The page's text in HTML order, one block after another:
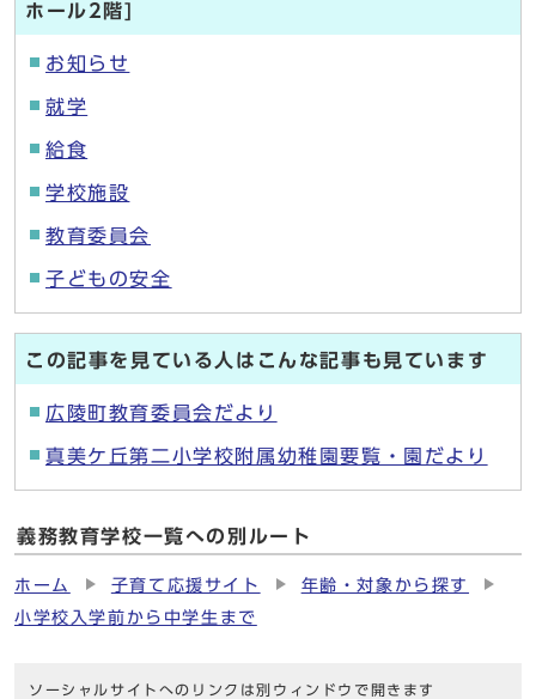
ホール2階]
お知らせ
就学
給食
学校施設
教育委員会
子どもの安全
この記事を見ている人はこんな記事も見ています
広陵町教育委員会だより
真美ケ丘第二小学校附属幼稚園要覧・園だより
義務教育学校一覧への別ルート
ホーム 子育て応援サイト
年齢・対象から探す
小学校入学前から中学生まで
ソーシャルサイトへのリンクは別ウィンドウで開きます